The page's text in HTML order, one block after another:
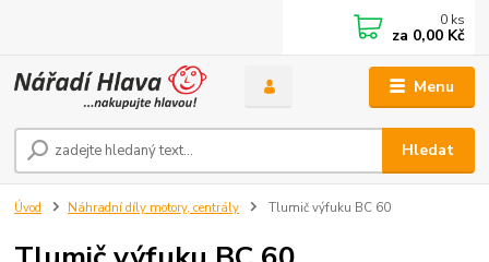
Menu
Hledat
0 ks
za 0,00 Kč
Úvod Náhradní díly motory, centrály Tlumič výfuku BC 60